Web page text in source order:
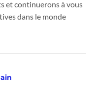
et continuerons à vous
dans le monde